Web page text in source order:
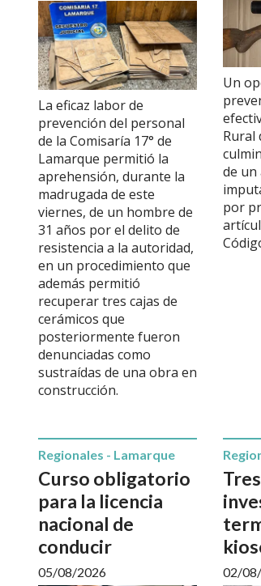
La eficaz labor de
prevención del personal
de la Comisaría 17° de
Lamarque permitió la
aprehensión, durante la
madrugada de este
viernes, de un hombre de
31 años por el delito de
resistencia a la autoridad,
en un procedimiento que
además permitió
recuperar tres cajas de
cerámicos que
posteriormente fueron
denunciadas como
sustraídas de una obra en
construcción.
Un
Rural
de un
por
Curso obligatorio
para la licencia
nacional de
conducir
Regionales - Lamarque
05/08/2026 02/